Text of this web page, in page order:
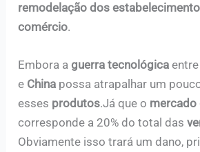
remodelação dos
comércio.
Embora a guerra tecnológica entre
e China possa atrapalhar um
esses produtos.Já que o mercado
corresponde a 20% do total das
Obviamente isso trará um dano,